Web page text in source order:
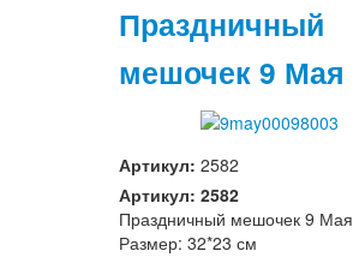
Праздничный
мешочек 9 Мая
Артикул: 2582
Артикул: 2582
Праздничный мешочек 9 Мая
Размер: 32*23 см